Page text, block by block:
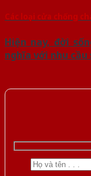
Các loại cửa chống
Hiện nay, đời
nghĩa với nhu cầu